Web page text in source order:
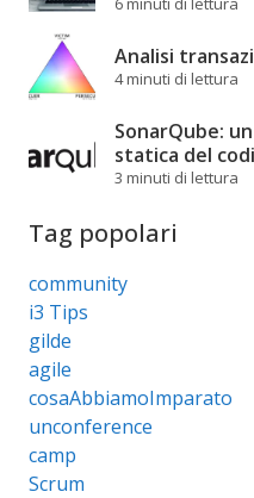
Analisi
4 minuti di lettura
SonarQube:
statica del
3 minuti di lettura
Tag popolari
community
i3 Tips
gilde
agile
cosaAbbiamoImparato
unconference
camp
Scrum